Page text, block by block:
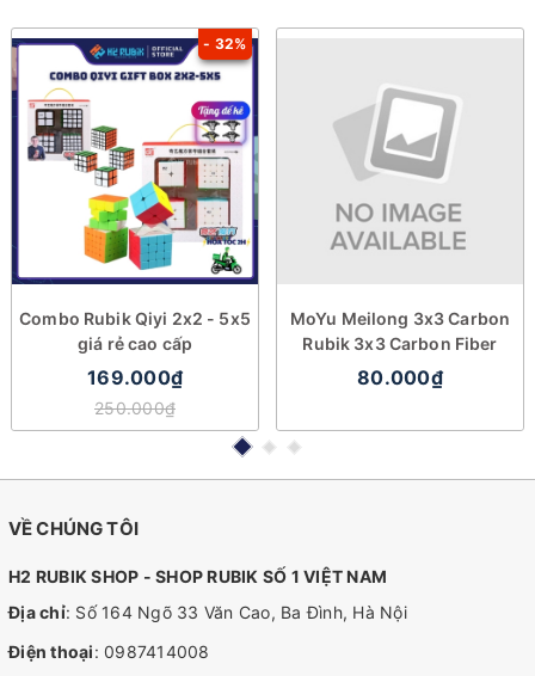
- 32%
Combo Rubik Qiyi 2x2 - 5x5
giá rẻ cao cấp
169.000₫
250.000₫
MoYu Meilong 3x3 Carbon
Rubik 3x3 Carbon Fiber
80.000₫
VỀ CHÚNG TÔI
H2 RUBIK SHOP - SHOP RUBIK SỐ 1 VIỆT NAM
Địa chỉ: Số 164 Ngõ 33 Văn Cao, Ba Đình, Hà Nội
Điện thoại: 0987414008